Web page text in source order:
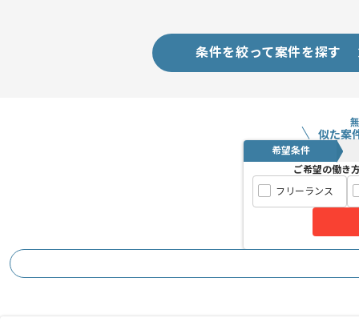
条件を絞って案件を探す
似た案
希望条件
ご希望の働き
フリーランス